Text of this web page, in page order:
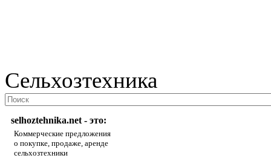
Сельхозтехника
selhoztehnika.net - это:
Коммерческие предложения
о покупке, продаже, аренде
сельхозтехники